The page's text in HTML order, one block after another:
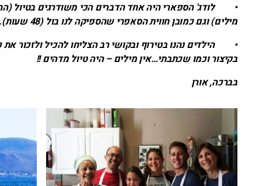
• לודג' הספארי היה אחד הדברים הכי משודרגים בטיול
מילים) וגם כמובן חווית הסאפרי שהספיקה לנו בול (48 שעות).
• הילדים נהנו בטירוף ובקושי רב הצליחו להכיל ולזכור
בקיצור וכמו שכתבתי…אין מילים – היה טיול מדהים !!
בברכה, אורן